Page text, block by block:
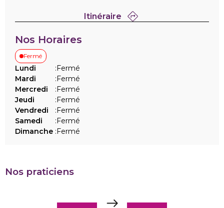
Itinéraire
Nos Horaires
Fermé
Lundi : Fermé
Mardi
: Fermé
Mercredi
: Fermé
Jeudi
: Fermé
Vendredi
: Fermé
Samedi
: Fermé
Dimanche : Fermé
Nos praticiens